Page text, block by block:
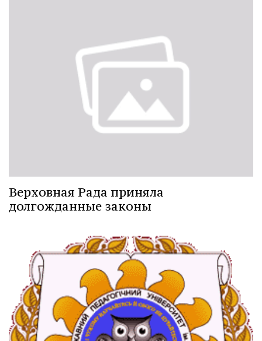
Верховная Рада приняла
долгожданные законы